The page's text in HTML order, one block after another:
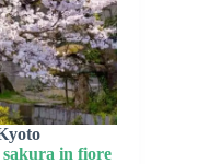
in fiore